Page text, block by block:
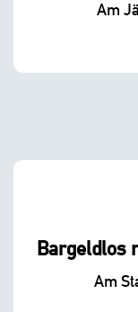
Am
Bargeldlos
Am